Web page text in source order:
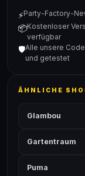
⚡Party-Factory-
📦Kostenloser
verfügbar
🛡️Alle unsere
und getestet
ÄHNLICHE
Glambou
Gartentraum
Puma